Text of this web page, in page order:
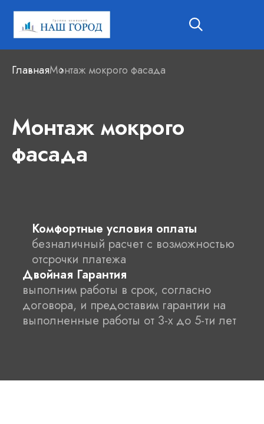
ГлавнаяМонтаж мокрого фасада
Монтаж мокрого
фасада
Комфортные условия оплаты
безналичный расчет с возможностью
отсрочки платежа
Двойная Гарантия
выполним работы в срок, согласно
договора, и предоставим гарантии на
выполненные работы от 3-х до 5-ти лет